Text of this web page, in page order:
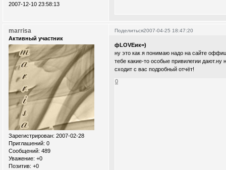
2007-12-10 23:58:13
Поделиться2007-04-25 18:47:20
marrisa
Активный участник
Зарегистрирован: 2007-02-28
Приглашений: 0
Сообщений: 489
Уважение: +0
Позитив: +0
фLOVEик=)
ну это как я понимаю надо на сайте
тебе какие-то особые привилегии дают.ну
сходит с вас подробный отчёт!
0